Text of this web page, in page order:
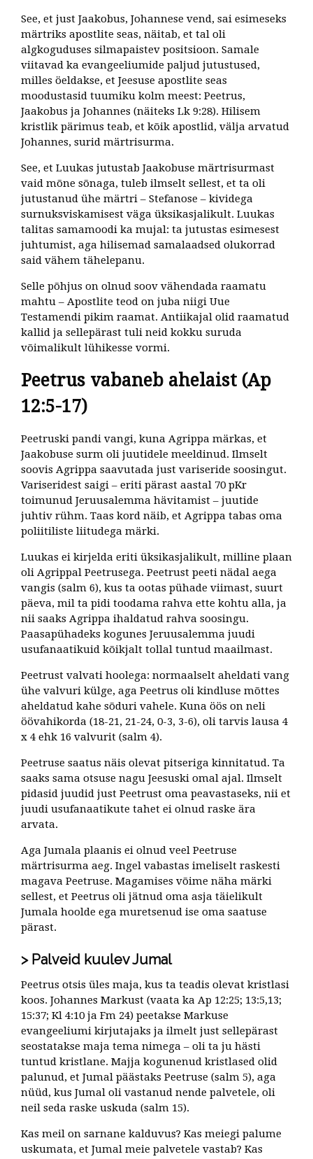
See, et just Jaakobus, Johannese vend, sai esimeseks
märtriks apostlite seas, näitab, et tal oli
algkoguduses silmapaistev positsioon. Samale
viitavad ka evangeeliumide paljud jutustused,
milles öeldakse, et Jeesuse apostlite seas
moodustasid tuumiku kolm meest: Peetrus,
Jaakobus ja Johannes (näiteks Lk 9:28). Hilisem
kristlik pärimus teab, et kõik apostlid, välja arvatud
Johannes, surid märtrisurma.
See, et Luukas jutustab Jaakobuse märtrisurmast
vaid mõne sõnaga, tuleb ilmselt sellest, et ta oli
jutustanud ühe märtri – Stefanose – kividega
surnuksviskamisest väga üksikasjalikult. Luukas
talitas samamoodi ka mujal: ta jutustas esimesest
juhtumist, aga hilisemad samalaadsed olukorrad
said vähem tähelepanu.
Selle põhjus on olnud soov vähendada raamatu
mahtu – Apostlite teod on juba niigi Uue
Testamendi pikim raamat. Antiikajal olid raamatud
kallid ja sellepärast tuli neid kokku suruda
võimalikult lühikesse vormi.
Peetrus vabaneb ahelaist (Ap
12:5-17)
Peetruski pandi vangi, kuna Agrippa märkas, et
Jaakobuse surm oli juutidele meeldinud. Ilmselt
soovis Agrippa saavutada just variseride soosingut.
Variseridest saigi – eriti pärast aastal 70 pKr
toimunud Jeruusalemma hävitamist – juutide
juhtiv rühm. Taas kord näib, et Agrippa tabas oma
poliitiliste liitudega märki.
Luukas ei kirjelda eriti üksikasjalikult, milline plaan
oli Agrippal Peetrusega. Peetrust peeti nädal aega
vangis (salm 6), kus ta ootas pühade viimast, suurt
päeva, mil ta pidi toodama rahva ette kohtu alla, ja
nii saaks Agrippa ihaldatud rahva soosingu.
Paasapühadeks kogunes Jeruusalemma juudi
usufanaatikuid kõikjalt tollal tuntud maailmast.
Peetrust valvati hoolega: normaalselt aheldati vang
ühe valvuri külge, aga Peetrus oli kindluse mõttes
aheldatud kahe sõduri vahele. Kuna öös on neli
öövahikorda (18-21, 21-24, 0-3, 3-6), oli tarvis lausa 4
x 4 ehk 16 valvurit (salm 4).
Peetruse saatus näis olevat pitseriga kinnitatud. Ta
saaks sama otsuse nagu Jeesuski omal ajal. Ilmselt
pidasid juudid just Peetrust oma peavastaseks, nii et
juudi usufanaatikute tahet ei olnud raske ära
arvata.
Aga Jumala plaanis ei olnud veel Peetruse
märtrisurma aeg. Ingel vabastas imeliselt raskesti
magava Peetruse. Magamises võime näha märki
sellest, et Peetrus oli jätnud oma asja täielikult
Jumala hoolde ega muretsenud ise oma saatuse
pärast.
Palveid kuulev Jumal
Peetrus otsis üles maja, kus ta teadis olevat kristlasi
koos. Johannes Markust (vaata ka Ap 12:25; 13:5,13;
15:37; Kl 4:10 ja Fm 24) peetakse Markuse
evangeeliumi kirjutajaks ja ilmelt just sellepärast
seostatakse maja tema nimega – oli ta ju hästi
tuntud kristlane. Majja kogunenud kristlased olid
palunud, et Jumal päästaks Peetruse (salm 5), aga
nüüd, kus Jumal oli vastanud nende palvetele, oli
neil seda raske uskuda (salm 15).
Kas meil on sarnane kalduvus? Kas meiegi palume
uskumata, et Jumal meie palvetele vastab? Kas